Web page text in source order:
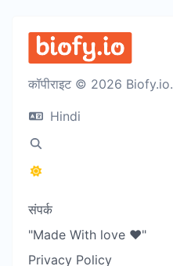
कॉपीराइट © 2026 Biofy.io.
Hindi
संपर्क
"Made With love ❤️"
Privacy Policy